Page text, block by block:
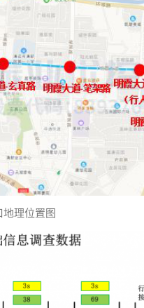
地理位置图